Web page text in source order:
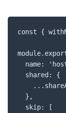
const {
name:
  shared: {
  },
  skip: [